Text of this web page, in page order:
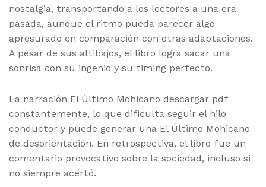
nostalgia, transportando a los lectores a una era
pasada, aunque el ritmo pueda parecer algo
apresurado en comparación con otras adaptaciones.
A pesar de sus altibajos, el libro logra sacar una
sonrisa con su ingenio y su timing perfecto.
La narración El Último Mohicano descargar pdf
constantemente, lo que dificulta seguir el hilo
conductor y puede generar una El Último Mohicano
de desorientación. En retrospectiva, el libro fue un
comentario provocativo sobre la sociedad, incluso si
no siempre acertó.